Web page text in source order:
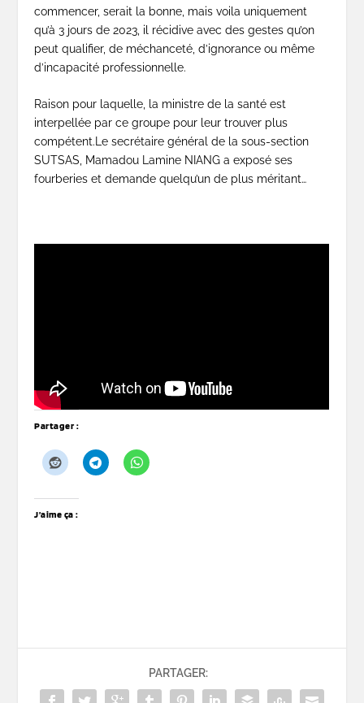
commencer, serait la bonne, mais voila uniquement
qu’à 3 jours de 2023, il récidive avec des gestes qu’on
peut qualifier, de méchanceté, d’ignorance ou même
d’incapacité professionnelle.
Raison pour laquelle, la ministre de la santé est
interpellée par ce groupe pour leur trouver plus
compétent.Le secrétaire général de la sous-section
SUTSAS, Mamadou Lamine NIANG a exposé ses
fourberies et demande quelqu’un de plus méritant…
Partager :
J’aime ça :
PARTAGER: